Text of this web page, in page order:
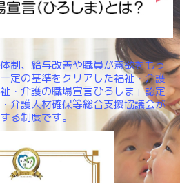
制、給与改善や職員が意欲をもっ
定の基準をクリアした福祉・介護
・介護の職場宣言ひろしま」認定
介護人材確保等総合支援協議会が
る制度です。